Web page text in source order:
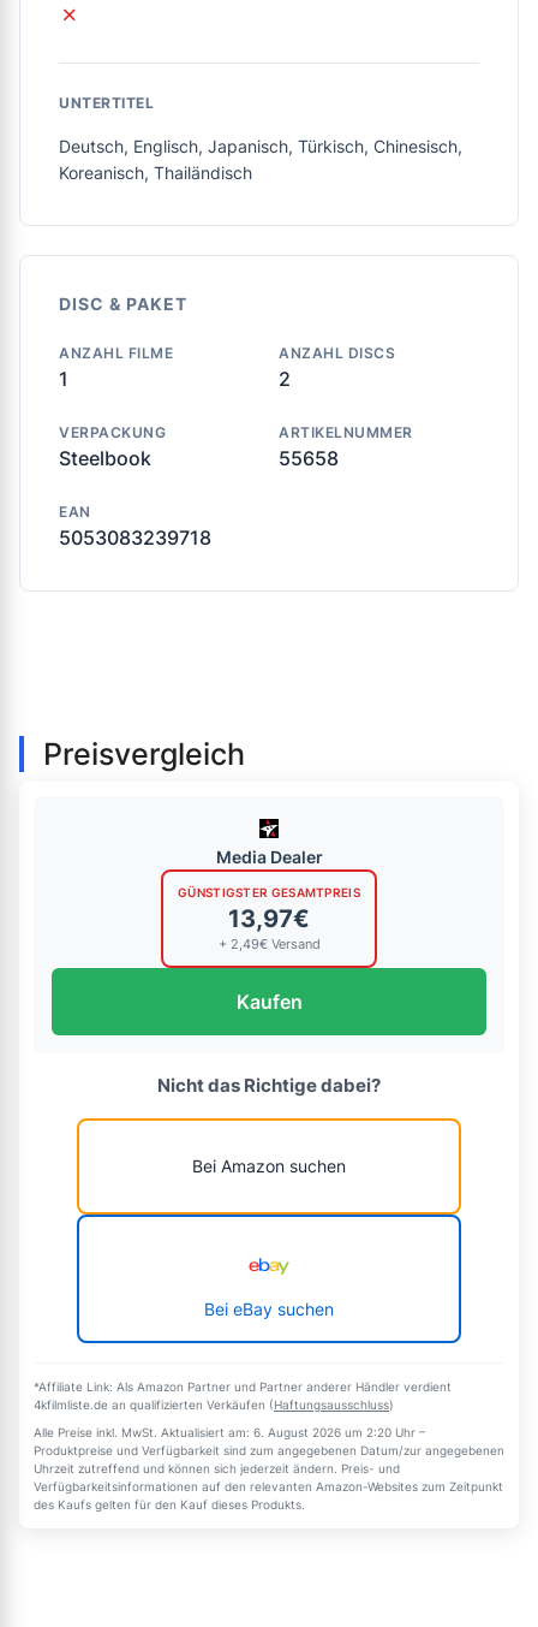
✗
UNTERTITEL
Deutsch, Englisch, Japanisch, Türkisch, Chinesisch,
Koreanisch, Thailändisch
DISC & PAKET
ANZAHL FILME
1
ANZAHL DISCS
2
VERPACKUNG
Steelbook
ARTIKELNUMMER
55658
EAN
5053083239718
Preisvergleich
Media Dealer
GÜNSTIGSTER GESAMTPREIS
13,97€
+ 2,49€ Versand
Kaufen
Nicht das Richtige dabei?
Bei Amazon suchen
Bei eBay suchen
*Affiliate Link: Als Amazon Partner und Partner anderer Händler verdient
4kfilmliste.de an qualifizierten Verkäufen (Haftungsausschluss)
Alle Preise inkl. MwSt. Aktualisiert am: 6. August 2026 um 2:20 Uhr –
Produktpreise und Verfügbarkeit sind zum angegebenen Datum/zur angegebenen
Uhrzeit zutreffend und können sich jederzeit ändern. Preis- und
Verfügbarkeitsinformationen auf den relevanten Amazon-Websites zum Zeitpunkt
des Kaufs gelten für den Kauf dieses Produkts.